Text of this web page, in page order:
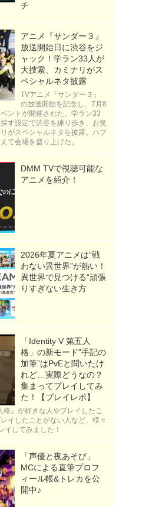
チ
アニメ『サンダー３』
放送開始日に渋谷をジ
ャック！学ラン33人が
大捜索、カミナリがス
ペシャルネタ披露
TVアニメ『サンダー３』
の放送開始を記念し、7月8
ントが開催された。学ラン33
す設定で渋谷を練り歩き、お笑
がスペシャルネタを披露。ハプ
て会場を盛り上げた。
DMM TVで視聴可能な
アニメを紹介！
2026年夏アニメは“戦
わない異世界”が熱い！
異世界で見つける“頑張
りすぎない生き方
「Identity V 第五人
格」の新モード“手記の
加筆”はPvEと聞いたけ
れど…実際どうなの？
集まってプレイしてみ
た！【プレイレポ】
格』が好きな人やプレイしたこ
イしたことがない人など、様々
イしてみました！
「声優と夜あそび」
MCによる直筆プロフ
ィール帳&トレカを公
開中♪